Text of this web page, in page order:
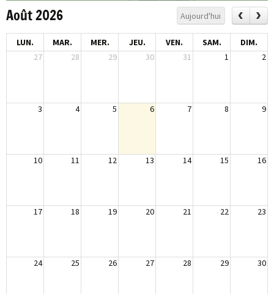
Août 2026 Aujourd'hui
LUN. MAR. MER. JEU. VEN. SAM.
DIM.
27
28 29 30 31 1 2
3 4 5 6 7 8 9
10 11 12 13 14 15 16
17 18 19 20 21 22 23
24 25 26 27 28 29 30